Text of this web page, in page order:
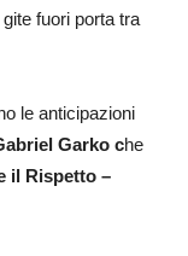
fuori porta tra
le anticipazioni
Garko che
il Rispetto –